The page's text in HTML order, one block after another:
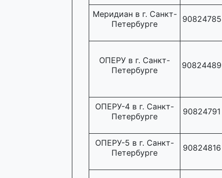
Меридиан в г. Санкт-
Петербурге
90824785
ОПЕРУ в г. Санкт-
Петербурге
90824489
ОПЕРУ-4 в г. Санкт-
Петербурге
90824791
ОПЕРУ-5 в г. Санкт-
Петербурге
90824816